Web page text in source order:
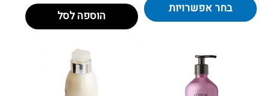
בחר אפשרויות
הוספה לסל